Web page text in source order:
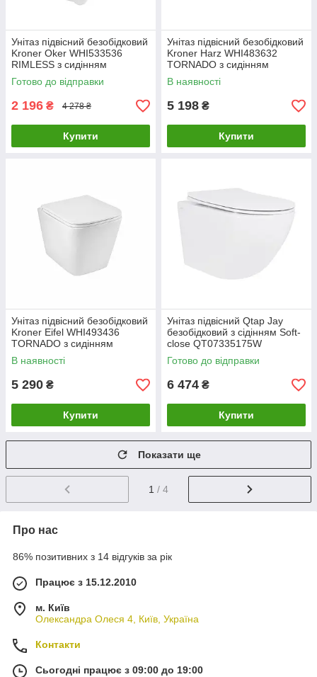
Унітаз підвісний безобідковий
Kroner Oker WHI533536
RIMLESS з сидінням
(KO533536WHIR)
Готово до відправки
2 196 ₴ 4 278 ₴
Купити
Унітаз підвісний безобідковий
Kroner Harz WHI483632
TORNADO з сидінням
(KH483632WHIT)
В наявності
5 198 ₴
Купити
Унітаз підвісний безобідковий
Kroner Eifel WHI493436
TORNADO з сидінням
В наявності
5 290 ₴
Купити
Унітаз підвісний Qtap Jay
безобідковий з сідінням Soft-
close QT07335175W
Готово до відправки
6 474 ₴
Купити
Показати ще
1 / 4
Про нас
86% позитивних з 14 відгуків за рік
Працює з 15.12.2010
м. Київ
Олександра Олеся 4, Київ, Україна
Контакти
Сьогодні працює з 09:00 до 19:00